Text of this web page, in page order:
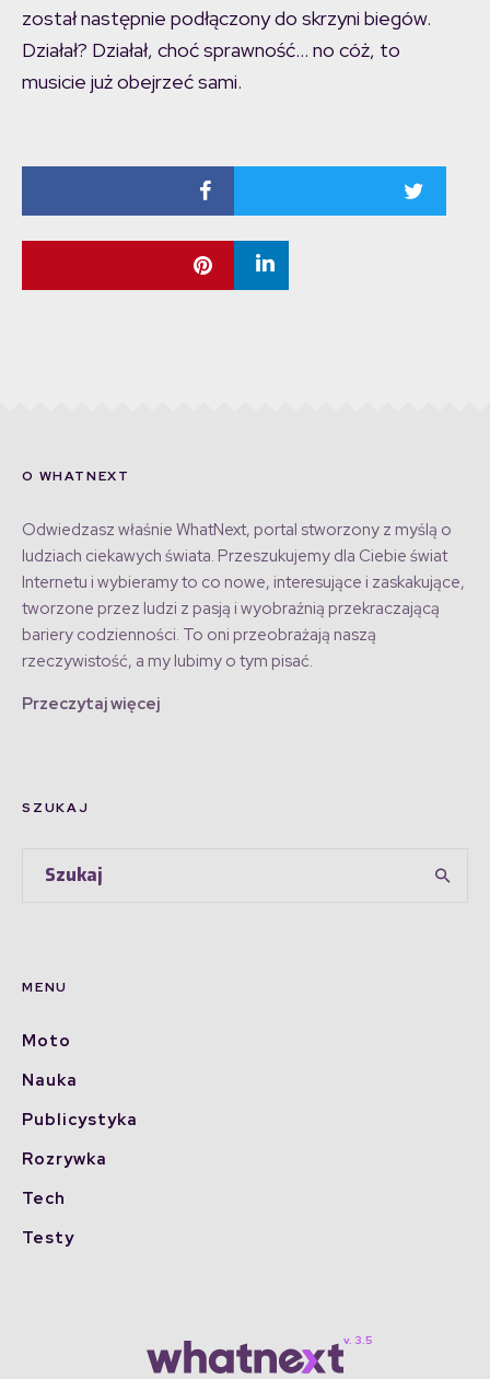
został następnie podłączony do skrzyni biegów.
Działał? Działał, choć sprawność… no cóż, to
musicie już obejrzeć sami.
O WHATNEXT
Odwiedzasz właśnie WhatNext, portal stworzony z myślą o
ludziach ciekawych świata. Przeszukujemy dla Ciebie świat
Internetu i wybieramy to co nowe, interesujące i zaskakujące,
tworzone przez ludzi z pasją i wyobraźnią przekraczającą
bariery codzienności. To oni przeobrażają naszą
rzeczywistość, a my lubimy o tym pisać.
Przeczytaj więcej
SZUKAJ
MENU
Moto
Nauka
Publicystyka
Rozrywka
Tech
Testy